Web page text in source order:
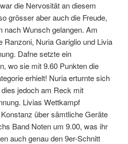
die Nervosität an diesem
grösser aber auch die Freude,
nach Wunsch gelangen. Am
Ranzoni, Nuria Gariglio und Livia
Dafne setzte ein
wo sie mit 9.60 Punkten die
erhielt! Nuria erturnte sich
jedoch am Reck mit
Livias Wettkampf
über sämtliche Geräte
Band Noten um 9.00, was ihr
auch genau den 9er-Schnitt